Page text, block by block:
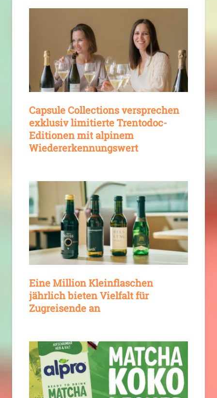
Capsule Collections versprechen
exklusiv limitierte Trentodoc-
Editionen mit alpinem
Wiedererkennungswert
Eine Million Kleinflaschen
jährlich bieten Vielfalt für
Zugreisende an